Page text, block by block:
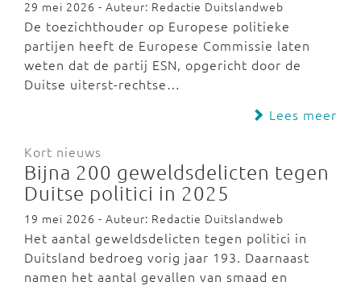
29 mei 2026 - Auteur: Redactie Duitslandweb
De toezichthouder op Europese politieke
partijen heeft de Europese Commissie laten
weten dat de partij ESN, opgericht door de
Duitse uiterst-rechtse…
Lees meer
Kort nieuws
Bijna 200 geweldsdelicten tegen
Duitse politici in 2025
19 mei 2026 - Auteur: Redactie Duitslandweb
Het aantal geweldsdelicten tegen politici in
Duitsland bedroeg vorig jaar 193. Daarnaast
namen het aantal gevallen van smaad en